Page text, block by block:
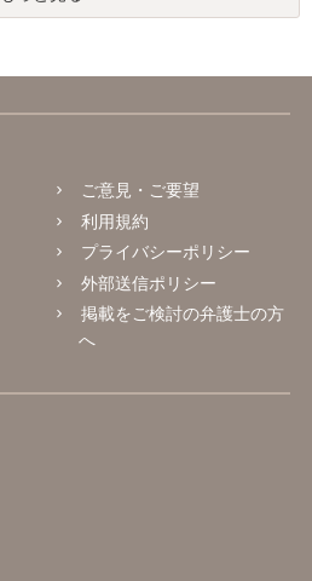
ご意見・ご要望
利用規約
プライバシーポリシー
外部送信ポリシー
掲載をご検討の弁護士の方
へ